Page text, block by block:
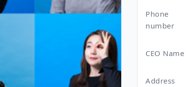
Phone
number
CEO Name
Address